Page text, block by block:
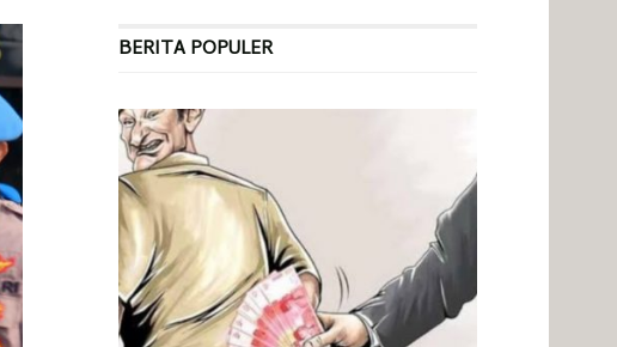
BERITA POPULER